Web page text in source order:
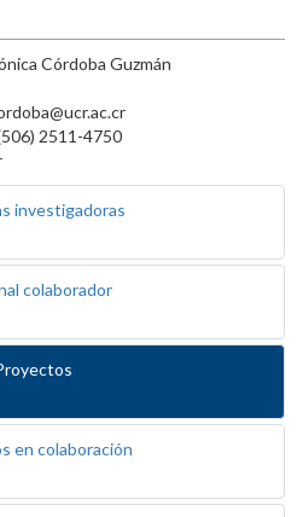
Córdoba Guzmán
2511-4750
investigadoras
colaborador
en colaboración